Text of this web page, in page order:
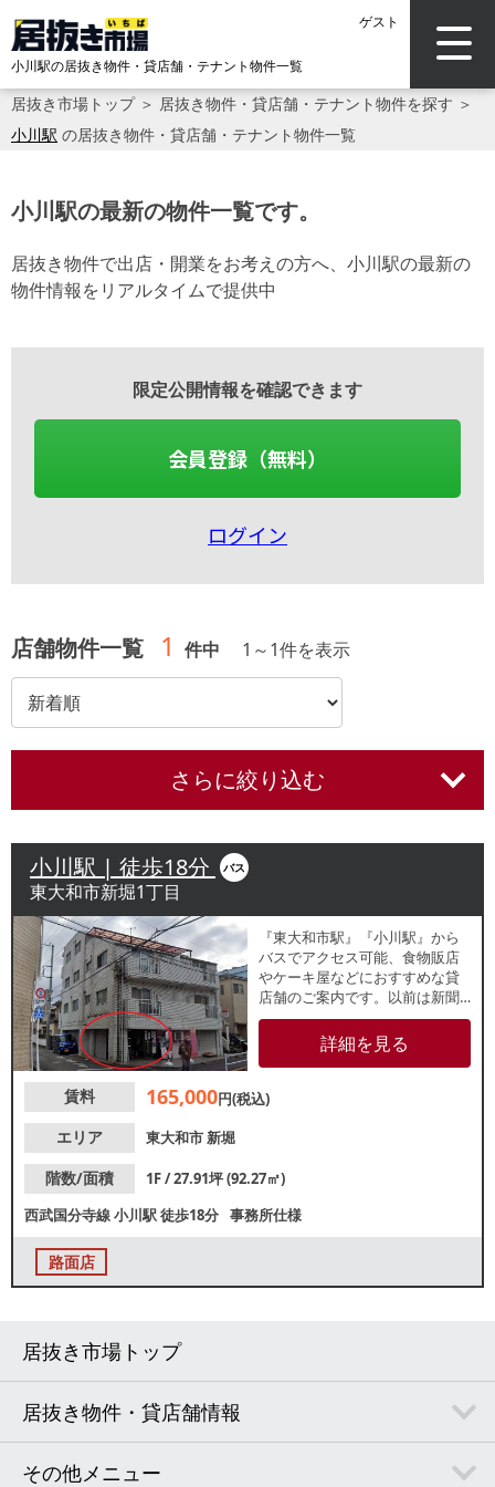
ゲスト
小川駅の居抜き物件・貸店舗・テナント物件一覧
居抜き市場トップ＞ 居抜き物件・貸店舗・テナント物件を探す ＞
小川駅 の居抜き物件・貸店舗・テナント物件一覧
小川駅の最新の物件一覧です。
居抜き物件で出店・開業をお考えの方へ、小川駅の最新の
物件情報をリアルタイムで提供中
限定公開情報を確認できます
会員登録（無料）
ログイン
店舗物件一覧 1 件中 1 ～1件を表示
さらに絞り込む
小川駅 | 徒歩18分 バス
東大和市新堀1丁目
『東大和市駅』『小川駅』から
バスでアクセス可能、食物販店
やケーキ屋などにおすすめな貸
店舗のご案内です。以前は新聞
販売所が営業していました。周
辺は住宅街で地域密着型の営業
に最適なエリアです。諸条件
い。
詳細を見る
賃料 165,000円(税込)
エリア
東大和市新堀
階数/面積
1F / 27.91坪 (92.27㎡)
西武国分寺線小川駅徒歩18分 事務所仕様
路面店
居抜き市場トップ
居抜き物件・貸店舗情報
その他メニュー